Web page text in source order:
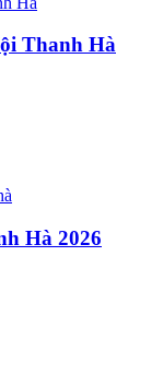
Thanh Hà
Hà 2026